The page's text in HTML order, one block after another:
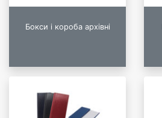
Бокси і короба архівні